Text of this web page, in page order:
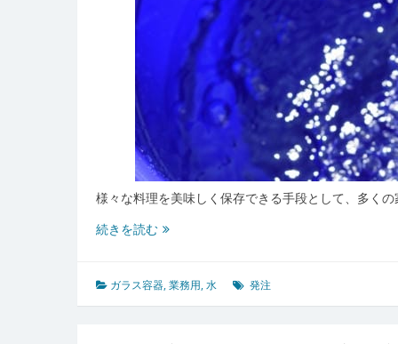
様々な料理を美味しく保存できる手段として、多く
続きを読むガ
容
器
ガラス容器,業務用,水 発注